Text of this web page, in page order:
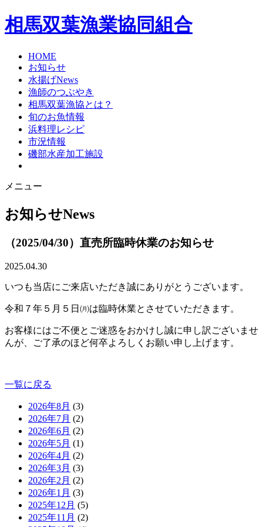
相馬双葉漁業協同組合
HOME
お知らせ
水揚げNews
漁師のつぶやき
相馬双葉漁協とは？
旬のお魚情報
浜料理レシピ
市況情報
磯部水産加工施設
メニュー
お知らせNews
（2025/04/30）直売所臨時休業のお知らせ
2025.04.30
いつも当店にご来店いただき誠にありがとうございます。
令和７年５月５日㈪は臨時休業とさせていただきます。
お客様にはご不便とご迷惑をおかけし誠に申し訳ございませ
んが、ご了承のほど何卒よろしくお願い申し上げます。
一覧に戻る
2026年8月 (3)
2026年7月 (2)
2026年6月 (2)
2026年5月 (1)
2026年4月 (2)
2026年3月 (3)
2026年2月 (2)
2026年1月 (3)
2025年12月 (5)
2025年11月 (2)